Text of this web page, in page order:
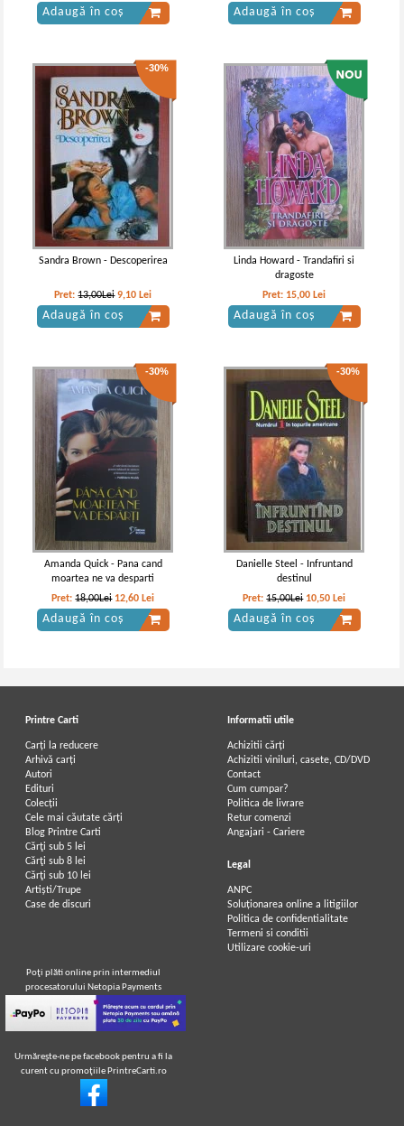
Adaugă în coș Adaugă în coș
-30%
Sandra Brown - Descoperirea
Pret:13,00Lei 9,10 Lei
Adaugă în coș
Linda Howard - Trandafiri si
dragoste
Pret: 15,00 Lei
Adaugă în coș
-30%
Amanda Quick - Pana cand
moartea ne va desparti
Pret:18,00Lei 12,60 Lei
Adaugă în coș
-30%
Danielle Steel - Infruntand
destinul
Pret:15,00Lei 10,50 Lei
Adaugă în coș
Printre Carti
Carți la reducere
Arhivă carți
Autori
Edituri
Colecții
Cele mai căutate cărți
Blog Printre Carti
Cărţi sub 5 lei
Cărţi sub 8 lei
Cărţi sub 10 lei
Artiști/Trupe
Case de discuri
Informatii utile
Achizitii cărți
Achizitii viniluri, casete, CD/DVD
Contact
Cum cumpar?
Politica de livrare
Retur comenzi
Angajari - Cariere
Legal
ANPC
Soluționarea online a litigiilor
Politica de confidentialitate
Termeni si conditii
Utilizare cookie-uri
Poţi plăti online prin intermediul
procesatorului Netopia Payments
Urmăreşte-ne pe facebook pentru a fi la
curent cu promoţiile PrintreCarti.ro